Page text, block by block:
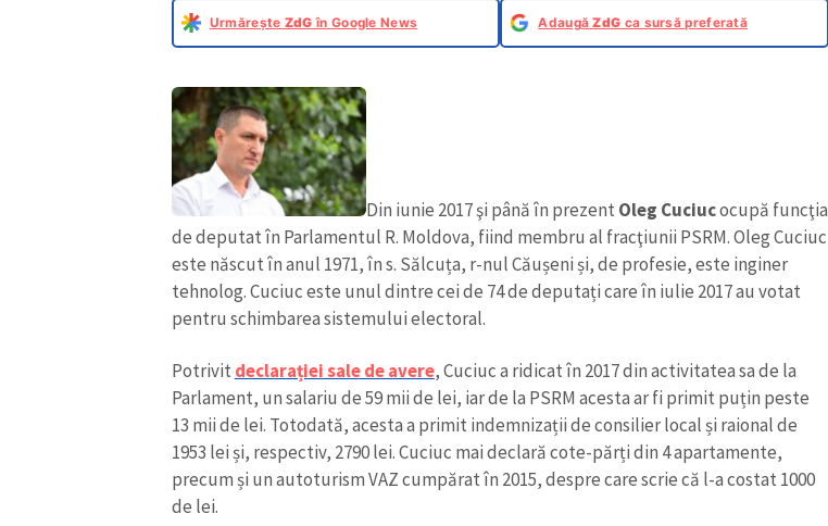
Urmărește ZdG în Google News AdaugăZdG ca sursă preferată
Din iunie 2017 şi până în prezent Oleg Cuciucocupă funcţia
de deputat în Parlamentul R. Moldova, fiind membru al fracţiunii PSRM. Oleg Cuciuc
este născut în anul 1971, în s. Sălcuța, r-nul Căușeni și, de profesie, este inginer
tehnolog. Cuciuc este unul dintre cei de 74 de deputați care în iulie 2017 au votat
pentru schimbarea sistemului electoral.
Potrivit declarației sale de avere, Cuciuc a ridicat în 2017 din activitatea sa de la
Parlament, un salariu de 59 mii de lei, iar de la PSRM acesta ar fi primit puțin peste
13 mii de lei. Totodată, acesta a primit indemnizații de consilier local și raional de
1953 lei și, respectiv, 2790 lei. Cuciuc mai declară cote-părți din 4 apartamente,
precum și un autoturism VAZ cumpărat în 2015, despre care scrie că l-a costat 1000
de lei.